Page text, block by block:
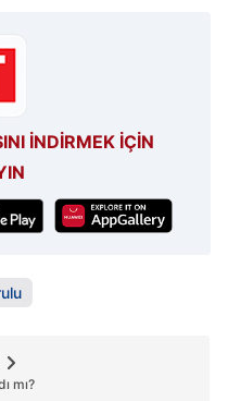
İNDİRMEK İÇİN
mı?